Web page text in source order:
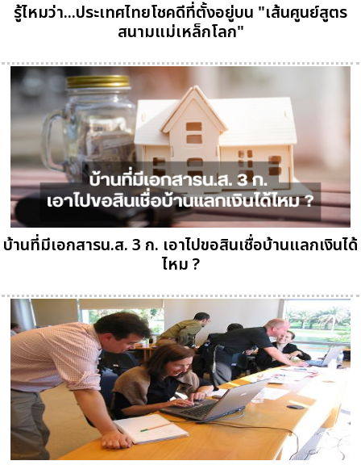
รู้ไหมว่า...ประเทศไทยโชคดีที่ตั้งอยู่บน "เส้นศูนย์สูตร
สนามแม่เหล็กโลก"
บ้านที่มีเอกสารน.ส. 3 ก. เอาไปขอสินเชื่อบ้านแลกเงินได้
ไหม ?